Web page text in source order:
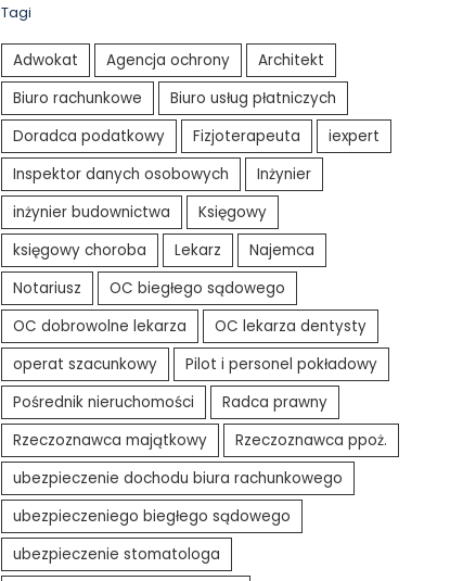
Tagi
Adwokat Agencja ochrony
Architekt
Biuro rachunkowe
Biuro usług płatniczych
Doradca podatkowy
Fizjoterapeuta
iexpert
Inspektor danych osobowych
Inżynier
inżynier budownictwa
Księgowy
księgowy choroba
Lekarz
Najemca
Notariusz
OC biegłego sądowego
OC dobrowolne lekarza
OC lekarza dentysty
operat szacunkowy
Pilot i personel pokładowy
Pośrednik nieruchomości
Radca prawny
Rzeczoznawca majątkowy
Rzeczoznawca ppoż.
ubezpieczenie dochodu biura rachunkowego
ubezpieczeniego biegłego sądowego
ubezpieczenie stomatologa